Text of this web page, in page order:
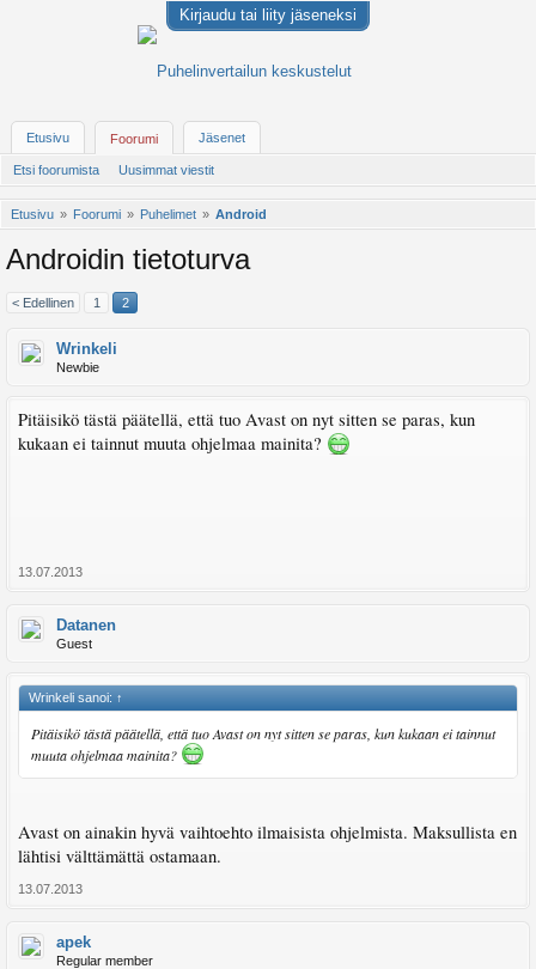
Kirjaudu tai liity jäseneksi
Etusivu Foorumi
Etsi foorumista Uusimmat viestit
Jäsenet
Etusivu Foorumi Puhelimet Android
Androidin tietoturva
< Edellinen 1 2
Wrinkeli
Newbie
Pitäisikö tästä päätellä, että tuo Avast on nyt sitten se paras, kun
kukaan ei tainnut muuta ohjelmaa mainita?
13.07.2013
Datanen
Guest
Wrinkeli sanoi: ↑
Pitäisikö tästä päätellä, että tuo Avast on nyt sitten se paras, kun kukaan ei tainnut
muuta ohjelmaa mainita?
Avast on ainakin hyvä vaihtoehto ilmaisista ohjelmista. Maksullista en
lähtisi välttämättä ostamaan.
13.07.2013
apek
Regular member